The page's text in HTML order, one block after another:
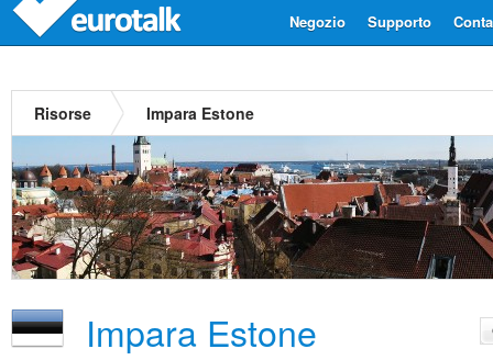
Supporto
Negozio
Risorse Impara Estone
Impara Estone